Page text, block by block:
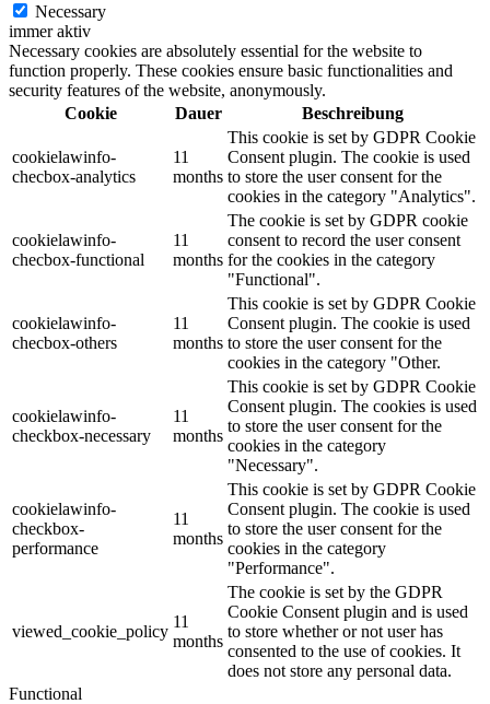
Necessary
immer aktiv
Necessary cookies are absolutely essential for the website to
function properly. These cookies ensure basic functionalities and
security features of the website, anonymously.
Cookie
Dauer Beschreibung
cookielawinfo-
checbox-analytics
11
months
This cookie is set by GDPR Cookie
Consent plugin. The cookie is used
to store the user consent for the
cookies in the category "Analytics".
cookielawinfo-
checbox-functional
11
months
The cookie is set by GDPR cookie
consent to record the user consent
for the cookies in the category
"Functional".
cookielawinfo-
checbox-others
11
months
This cookie is set by GDPR Cookie
Consent plugin. The cookie is used
to store the user consent for the
cookies in the category "Other.
cookielawinfo-
checkbox-necessary
11
months
This cookie is set by GDPR Cookie
Consent plugin. The cookies is used
to store the user consent for the
cookies in the category
"Necessary".
cookielawinfo-
checkbox-
performance
11
months
This cookie is set by GDPR Cookie
Consent plugin. The cookie is used
to store the user consent for the
cookies in the category
"Performance".
viewed_cookie_policy
11
months
The cookie is set by the GDPR
Cookie Consent plugin and is used
to store whether or not user has
consented to the use of cookies. It
does not store any personal data.
Functional